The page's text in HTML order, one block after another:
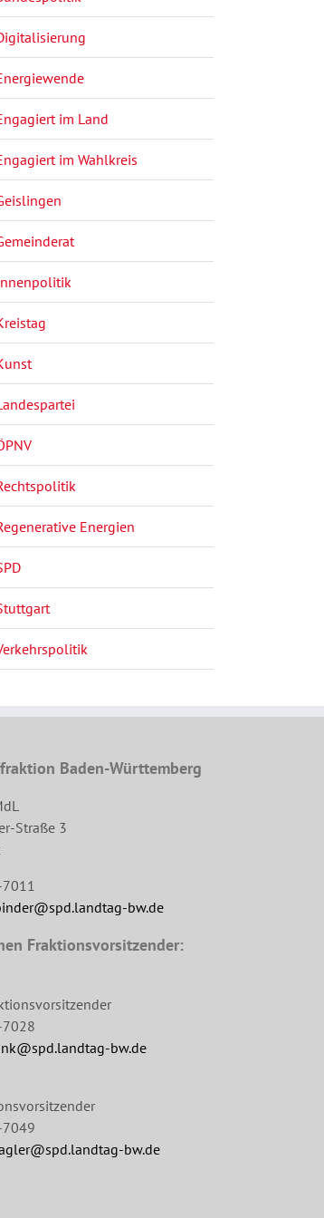
im Land
im Wahlkreis
Energien
Baden-Württemberg
Straße 3
bw.de
Fraktionsvorsitzender:
bw.de
bw.de